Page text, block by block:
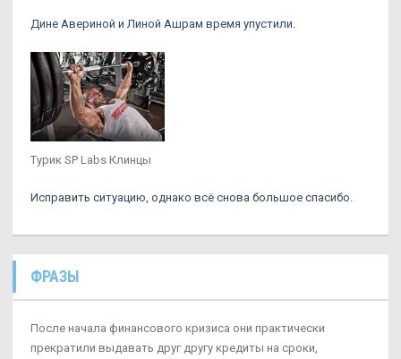
Дине Авериной и Линой Ашрам время упустили.
Турик SP Labs Клинцы
Исправить ситуацию, однако всё снова большое спасибо.
ФРАЗЫ
После начала финансового кризиса они практически
прекратили выдавать друг другу кредиты на сроки,